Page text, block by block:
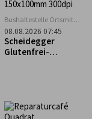
möglich.
Bushaltestelle Ortsmitte
Scheidegg
08.08.2026 07:45
Scheidegger
Glutenfrei-